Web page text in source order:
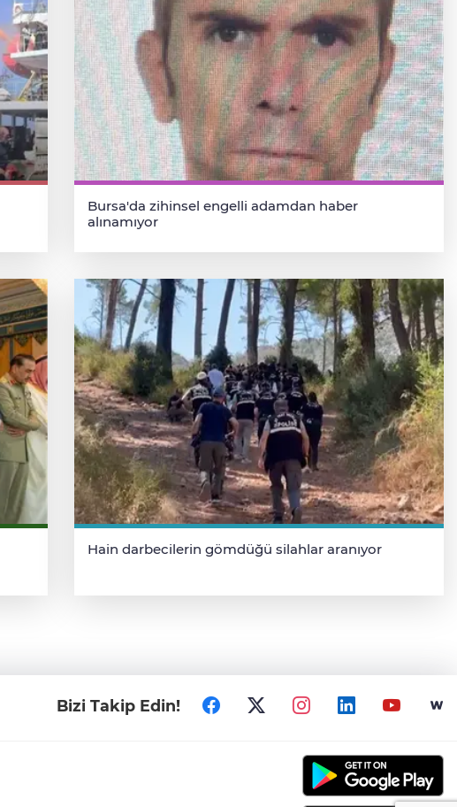
Bursa'da zihinsel engelli adamdan haber
alınamıyor
Hain darbecilerin gömdüğü silahlar aranıyor
Bizi Takip Edin!